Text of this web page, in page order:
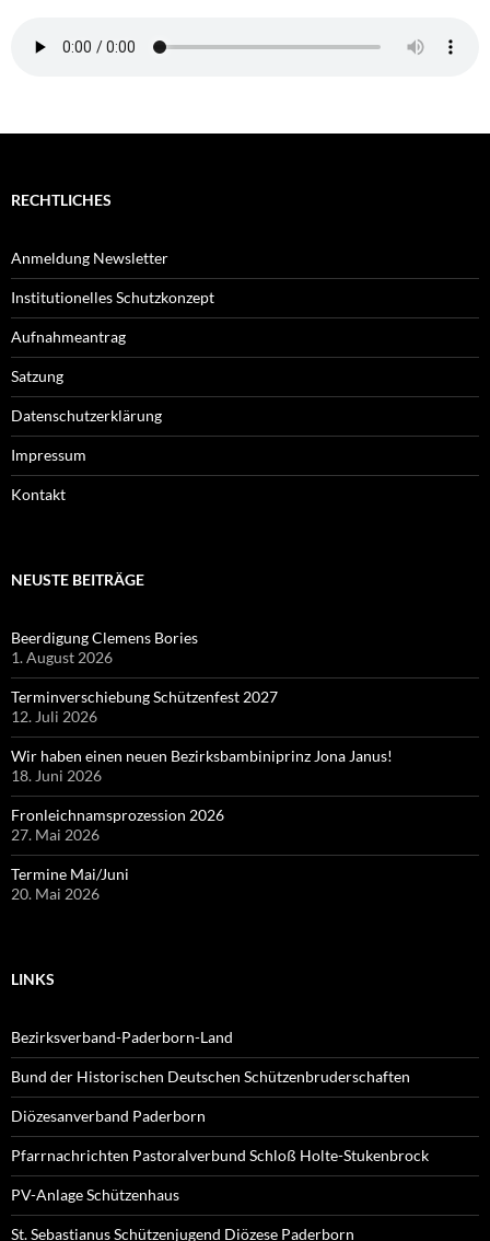
RECHTLICHES
Anmeldung Newsletter
Institutionelles Schutzkonzept
Aufnahmeantrag
Satzung
Datenschutzerklärung
Impressum
Kontakt
NEUSTE BEITRÄGE
Beerdigung Clemens Bories
1. August 2026
Terminverschiebung Schützenfest 2027
12. Juli 2026
Wir haben einen neuen Bezirksbambiniprinz Jona Janus!
18. Juni 2026
Fronleichnamsprozession 2026
27. Mai 2026
Termine Mai/Juni
20. Mai 2026
LINKS
Bezirksverband-Paderborn-Land
Bund der Historischen Deutschen Schützenbruderschaften
Diözesanverband Paderborn
Pfarrnachrichten Pastoralverbund Schloß Holte-Stukenbrock
PV-Anlage Schützenhaus
St. Sebastianus Schützenjugend Diözese Paderborn